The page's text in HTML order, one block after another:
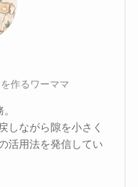
作るワーママ
しながら隙を小さく
活用法を発信してい